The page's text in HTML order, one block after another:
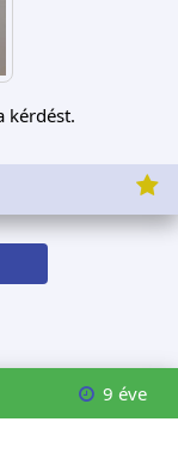
kérdést.
9 éve